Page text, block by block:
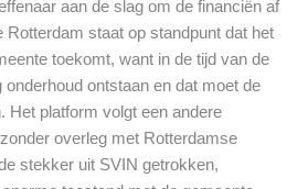
aan de slag om de financiën af
Rotterdam staat op standpunt dat het
toekomt, want in de tijd van de
ontstaan en dat moet de
Het platform volgt een andere
overleg met Rotterdamse
stekker uit SVIN getrokken,